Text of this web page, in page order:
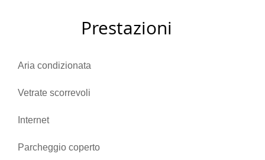
Prestazioni
Aria condizionata
Vetrate scorrevoli
Internet
Parcheggio coperto